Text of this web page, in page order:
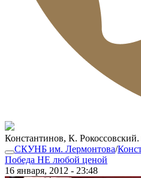
Константинов, К.
СКУНБ им. Лермонтова/
Победа НЕ любой ценой
16 января, 2012 - 23:48